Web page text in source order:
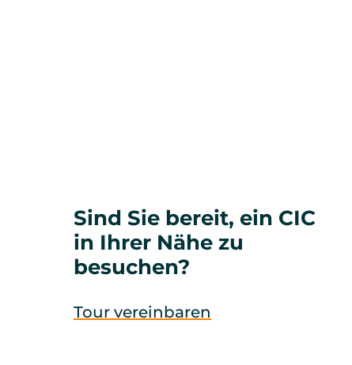
Sind Sie bereit, ein CIC
in Ihrer Nähe zu
besuchen?
Tour vereinbaren